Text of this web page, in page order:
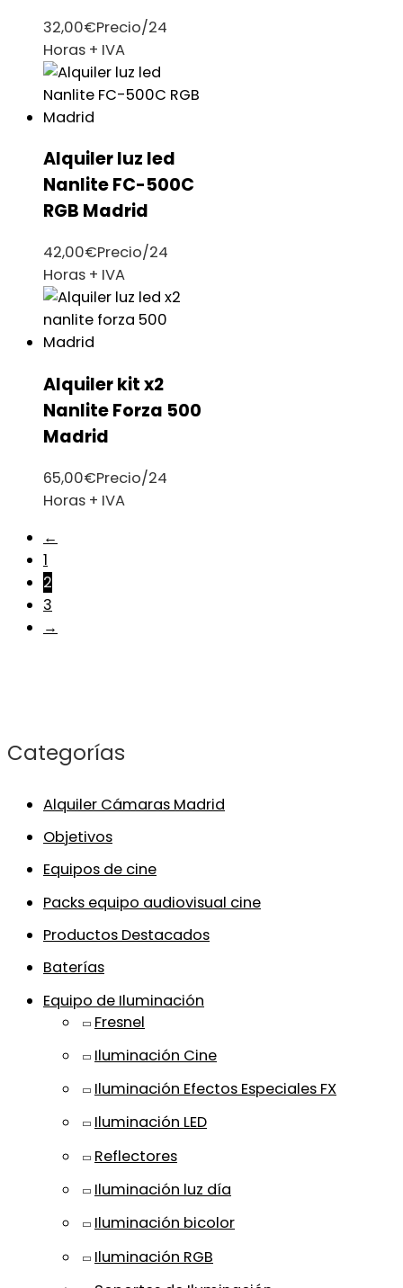
Categorías
Alquiler Cámaras Madrid
Objetivos
Equipos de cine
Packs equipo audiovisual cine
Productos Destacados
Baterías
Equipo de Iluminación
Fresnel
Iluminación Cine
Iluminación Efectos Especiales FX
Iluminación LED
Reflectores
Iluminación luz día
Iluminación bicolor
Iluminación RGB
32,00€Precio/24
Horas + IVA
Alquiler luz led
Nanlite FC-500C
RGB Madrid
42,00€Precio/24
Horas + IVA
Alquiler kit x2
Nanlite Forza 500
Madrid
65,00€Precio/24
Horas + IVA
←
1
2
3
→